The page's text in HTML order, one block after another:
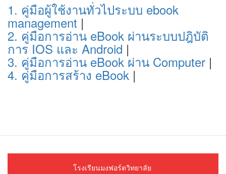
1. คู่มือผู้ใช้งานทั่วไประบบ ebook
management |
2. คู่มือการอ่าน eBook ผ่านระบบปฎิบัติ
การ IOS และ Android |
3. คู่มือการอ่าน eBook ผ่าน Computer |
4. คู่มือการสร้าง eBook |
โรงเรียนมงฟอร์ตวิทยาลัย